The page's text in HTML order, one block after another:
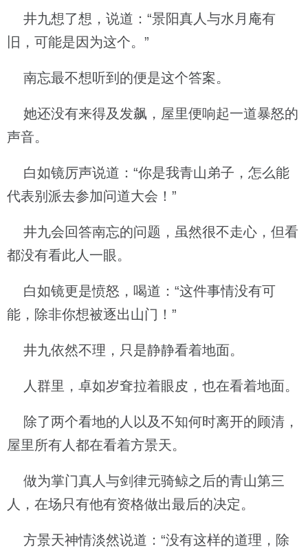
井九想了想，说道：“景阳真人与水月庵有
旧，可能是因为这个。”
南忘最不想听到的便是这个答案。
她还没有来得及发飙，屋里便响起一道暴怒的
声音。
白如镜厉声说道：“你是我青山弟子，怎么能
代表别派去参加问道大会！”
井九会回答南忘的问题，虽然很不走心，但看
都没有看此人一眼。
白如镜更是愤怒，喝道：“这件事情没有可
能，除非你想被逐出山门！”
井九依然不理，只是静静看着地面。
人群里，卓如岁耷拉着眼皮，也在看着地面。
除了两个看地的人以及不知何时离开的顾清，
屋里所有人都在看着方景天。
做为掌门真人与剑律元骑鲸之后的青山第三
人，在场只有他有资格做出最后的决定。
方景天神情淡然说道：“没有这样的道理，除